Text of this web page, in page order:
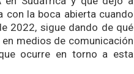
con la boca abierta cuando
2022, sigue dando de qué
medios de comunicación
ocurre en torno a esta